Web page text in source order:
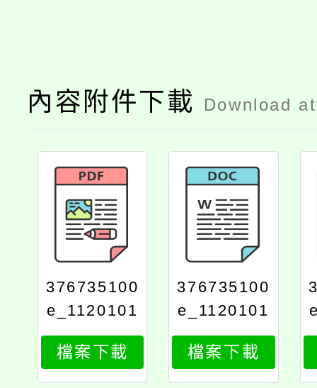
內容附件下載 Download
376735100
e_1120101
569_attach
3
檔案下載
376735100
e_1120101
569_attach
2
檔案下載